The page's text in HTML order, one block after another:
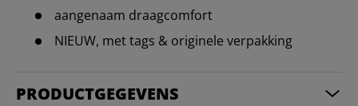
aangenaam draagcomfort
NIEUW, met tags & originele verpakking
PRODUCTGEGEVENS